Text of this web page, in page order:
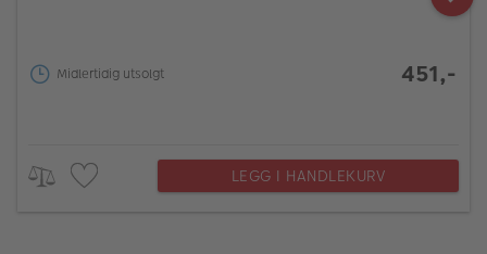
Midlertidig utsolgt 451,-
LEGG I HANDLEKURV